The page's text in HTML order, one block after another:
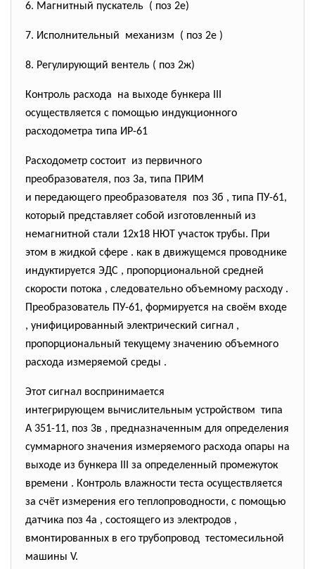
6. Магнитный пускатель ( поз 2е)
7. Исполнительный механизм ( поз 2е )
8. Регулирующий вентель ( поз 2ж)
Контроль расхода на выходе бункера III
осуществляется с помощью индукционного
расходометра типа ИР-61
Расходометр состоит из первичного
преобразователя, поз 3а, типа ПРИМ
и передающего преобразователя поз 3б , типа ПУ-61,
который представляет собой изготовленный из
немагнитной стали 12х18 НЮТ участок трубы. При
этом в жидкой сфере . как в движущемся проводнике
индуктируется ЭДС , пропорциональной средней
скорости потока , следовательно объемному расходу .
Преобразователь ПУ-61, формируется на своём входе
, унифицированный электрический сигнал ,
пропорциональный текущему значению объемного
расхода измеряемой среды .
Этот сигнал воспринимается
интегрирующем вычислительным устройством типа
А 351-11, поз 3в , предназначенным для определения
суммарного значения измеряемого расхода опары на
выходе из бункера III за определенный промежуток
времени . Контроль влажности теста осуществляется
за счёт измерения его теплопроводности, с помощью
датчика поз 4а , состоящего из электродов ,
вмонтированных в его трубопровод тестомесильной
машины V.